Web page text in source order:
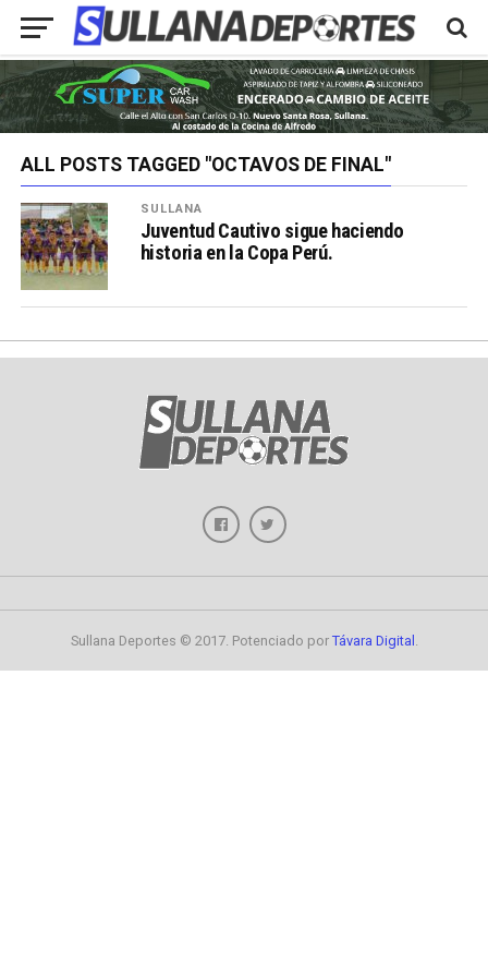
ALL POSTS TAGGED "OCTAVOS DE FINAL"
SULLANA
Juventud Cautivo sigue haciendo
historia en la Copa Perú.
Sullana Deportes © 2017. Potenciado por Távara Digital .